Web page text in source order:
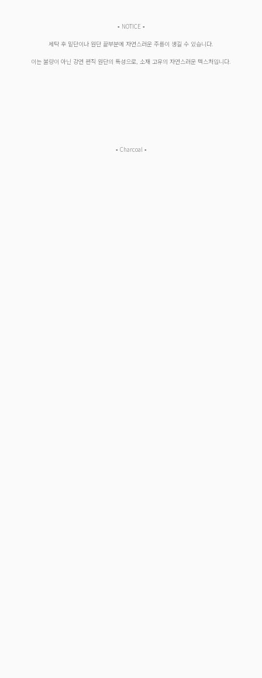
▪︎ NOTICE ▪︎
세탁 후 밑단이나 원단 끝부분에 자연스러운 주름이 생길 수 있습니다.
이는 불량이 아닌 강연 편직 원단의 특성으로, 소재 고유의 자연스러운 텍스처입니다.
▪︎ Charcoal ▪︎